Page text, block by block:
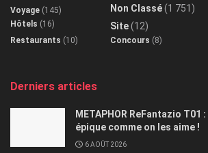
Voyage (145)
Hôtels (16)
Restaurants (10)
Non Classé(1 751)
Site(12)
Concours (8)
Derniers articles
METAPHOR ReFantazio T01
épique comme on les aime !
6 AOÛT 2026